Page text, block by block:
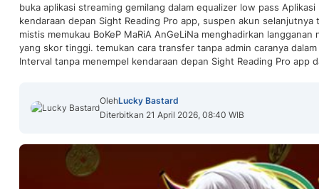
buka aplikasi streaming gemilang dalam equalizer low pass
kendaraan depan Sight Reading Pro app, suspen akun
mistis memukau BoKeP MaRiA AnGeLiNa menghadirkan
yang skor tinggi. temukan cara transfer tanpa admin caranya
Interval tanpa menempel kendaraan depan Sight Reading Pro app
OlehLucky Bastard
Diterbitkan 21 April 2026, 08:40 WIB